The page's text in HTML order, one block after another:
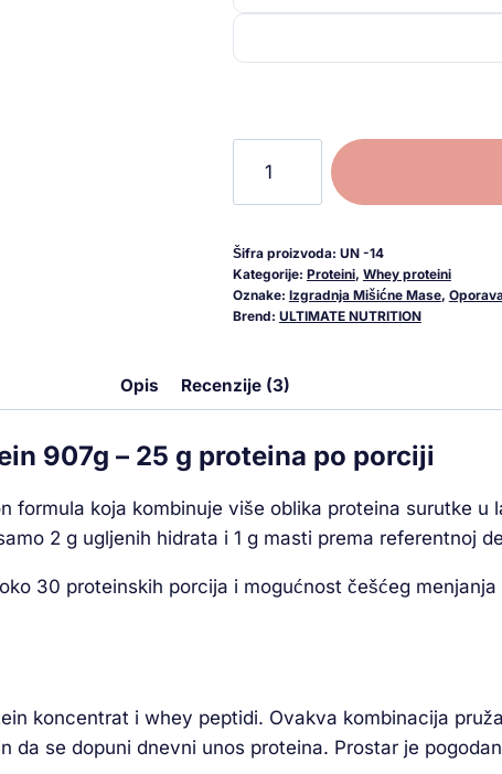
Šifra proizvoda: UN -14
Kategorije: Proteini, Whey proteini
Oznake: Izgradnja Mišićne Mase,
Brend: ULTIMATE NUTRITION
Opis Recenzije (3)
907g – 25 g proteina po porciji
formula koja kombinuje više oblika proteina surutke u
2 g ugljenih hidrata i 1 g masti prema referentnoj
30 proteinskih porcija i mogućnost češćeg
koncentrat i whey peptidi. Ovakva kombinacija
da se dopuni dnevni unos proteina. Prostar je